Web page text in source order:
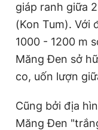
Tiện ích
Thông tin tòa
giáp ranh giữa
(Kon Tum). Với
1000 - 1200 m
Măng Đen sở
co, uốn lượn
Cũng bởi địa
Măng Đen